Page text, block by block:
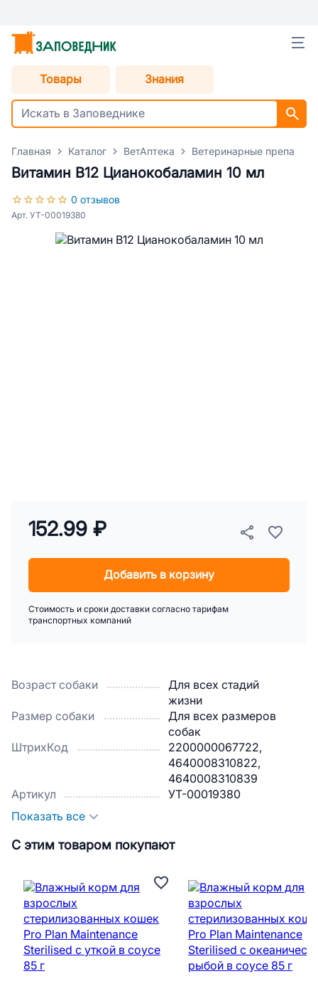
Товары Знания
Главная Каталог ВетАптека Ветеринарные
Витамин В12 Цианокобаламин 10 мл
0 отзывов
Арт. УТ-00019380
Возраст собаки
Для всех стадий
жизни
Размер собаки
Для всех размеров
собак
ШтрихКод
2200000067722,
4640008310822,
4640008310839
Артикул
УТ-00019380
Показать все
152.99 ₽
Добавить в корзину
Стоимость и сроки доставки согласно тарифам
транспортных компаний
С этим товаром покупают